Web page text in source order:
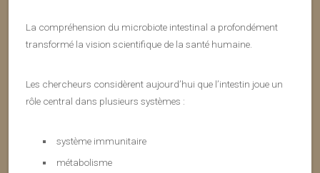
La compréhension du microbiote intestinal a profondément
transformé la vision scientifique de la santé humaine.
Les chercheurs considèrent aujourd’hui que l’intestin joue un
rôle central dans plusieurs systèmes :
système immunitaire
métabolisme